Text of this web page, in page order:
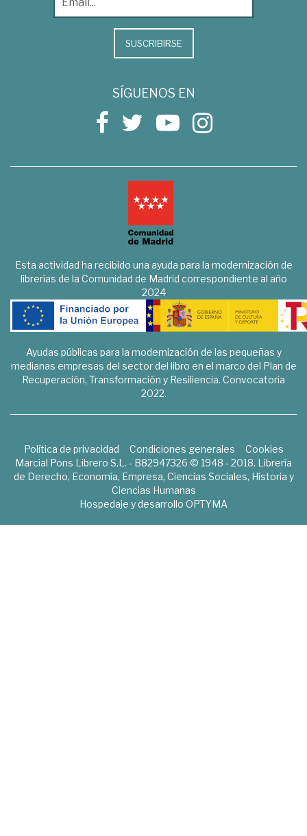
SUSCRIBIRSE
SÍGUENOS EN
Esta actividad ha recibido una ayuda para la modernización de
librerías de la Comunidad de Madrid correspondiente al año
2024
Ayudas públicas para la modernización de las pequeñas y
medianas empresas del sector del libro en el marco del Plan de
Recuperación, Transformación y Resiliencia. Convocatoria
2022.
Política de privacidad Condiciones generales
Cookies
Marcial Pons Librero S.L. - B82947326 © 1948 - 2018. Librería
de Derecho, Economía, Empresa, Ciencias Sociales, Historia y
Ciencias Humanas
Hospedaje y desarrollo OPTYMA